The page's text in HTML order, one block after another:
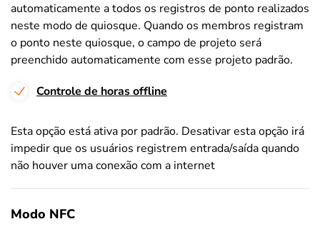
automaticamente a todos os registros de ponto realizados
neste modo de quiosque. Quando os membros registram
o ponto neste quiosque, o campo de projeto será
preenchido automaticamente com esse projeto padrão.
Controle de horas offline
Esta opção está ativa por padrão. Desativar esta opção irá
impedir que os usuários registrem entrada/saída quando
não houver uma conexão com a internet
Modo NFC